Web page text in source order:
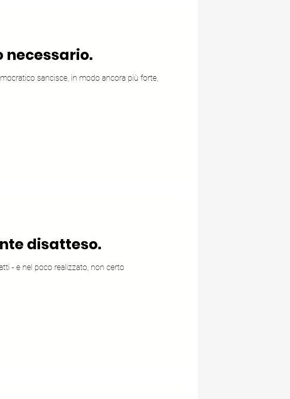
necessario.
sancisce, in modo ancora più forte,
disatteso.
- e nel poco realizzato, non certo